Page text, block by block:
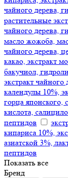
чайного дерева,
растительные
чайного дерева,
масло жожоба,
чайного дерева,
какао, экстракт
бакучиол,
экстракт чайного
календулы 10%,
горца японского,
кислота,
пептидов
кипариса 10%,
азиатской 3%,
пептидов
Показать все
Бренд